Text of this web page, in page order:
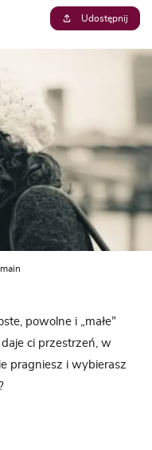
Udostępnij
powolne i „małe”
ci przestrzeń, w
pragniesz i wybierasz